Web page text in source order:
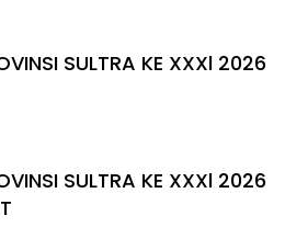
SULTRA KE XXXl 2026
SULTRA KE XXXl 2026